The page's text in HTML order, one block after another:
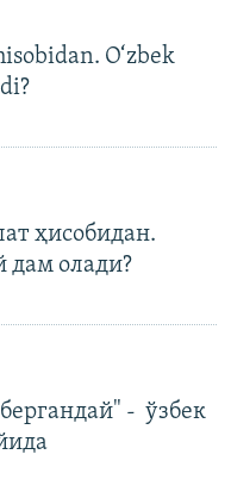
O‘zbek
ҳисобидан.
дам олади?
- ўзбек